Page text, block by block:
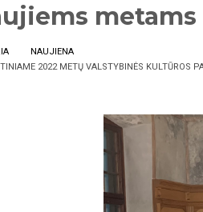
metams
NAUJIENA
2022 METŲ VALSTYBINĖS KULTŪROS